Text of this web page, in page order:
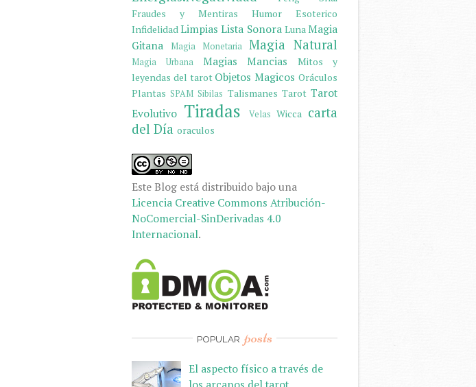
Fraudes y Mentiras
Humor Esoterico
InfidelidadLimpias Lista Sonora Luna Magia
Gitana
Magia Monetaria Magia Natural
Magia Urbana Magias Mancias
Mitos y
leyendas del tarot Objetos Magicos Oráculos
Plantas SPAM Sibilas Talismanes Tarot Tarot
Evolutivo Tiradas Velas Wicca carta
del Día oraculos
Este Blog está distribuido bajo una
Licencia Creative Commons Atribución-
NoComercial-SinDerivadas 4.0
Internacional.
POPULAR posts
El aspecto físico a través de
los arcanos del tarot